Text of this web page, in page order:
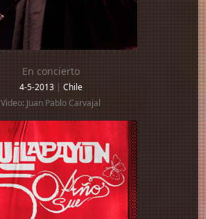
En concierto
4-5-2013|Chile
Video: Juan Pablo Carvajal